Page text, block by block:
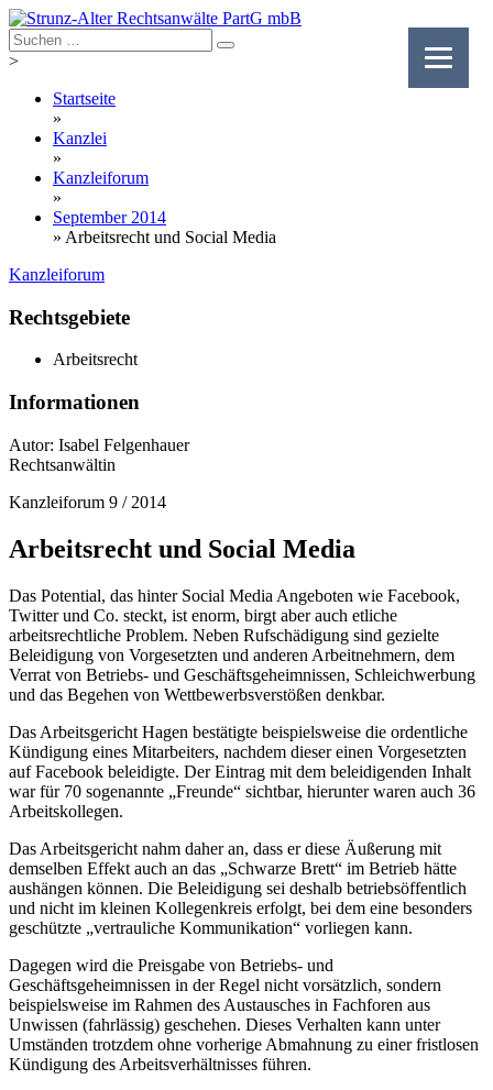
Skip
to
content
>
Startseite
»
Kanzlei
»
Kanzleiforum
»
September 2014
» Arbeitsrecht und Social Media
Kanzleiforum
Rechtsgebiete
Arbeitsrecht
Informationen
Autor: Isabel Felgenhauer
Rechtsanwältin
Kanzleiforum 9 / 2014
Arbeitsrecht und Social Media
Das Potential, das hinter Social Media Angeboten wie Facebook,
Twitter und Co. steckt, ist enorm, birgt aber auch etliche
arbeitsrechtliche Problem. Neben Rufschädigung sind gezielte
Beleidigung von Vorgesetzten und anderen Arbeitnehmern, dem
Verrat von Betriebs- und Geschäftsgeheimnissen, Schleichwerbung
und das Begehen von Wettbewerbsverstößen denkbar.
Das Arbeitsgericht Hagen bestätigte beispielsweise die ordentliche
Kündigung eines Mitarbeiters, nachdem dieser einen Vorgesetzten
auf Facebook beleidigte. Der Eintrag mit dem beleidigenden Inhalt
war für 70 sogenannte „Freunde“ sichtbar, hierunter waren auch 36
Arbeitskollegen.
Das Arbeitsgericht nahm daher an, dass er diese Äußerung mit
demselben Effekt auch an das „Schwarze Brett“ im Betrieb hätte
aushängen können. Die Beleidigung sei deshalb betriebsöffentlich
und nicht im kleinen Kollegenkreis erfolgt, bei dem eine besonders
geschützte „vertrauliche Kommunikation“ vorliegen kann.
Dagegen wird die Preisgabe von Betriebs- und
Geschäftsgeheimnissen in der Regel nicht vorsätzlich, sondern
beispielsweise im Rahmen des Austausches in Fachforen aus
Unwissen (fahrlässig) geschehen. Dieses Verhalten kann unter
Umständen trotzdem ohne vorherige Abmahnung zu einer fristlosen
Kündigung des Arbeitsverhältnisses führen.